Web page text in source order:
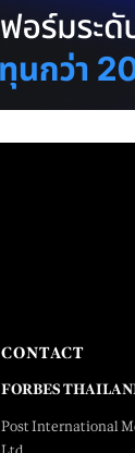
CONTACT
FORBES
Post International